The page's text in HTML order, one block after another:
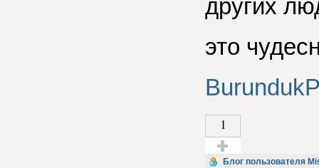
других
это
1
Голос за!
Блог пользователя